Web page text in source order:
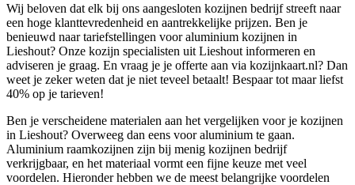
Wij beloven dat elk bij ons aangesloten kozijnen bedrijf streeft naar
een hoge klanttevredenheid en aantrekkelijke prijzen. Ben je
benieuwd naar tariefstellingen voor aluminium kozijnen in
Lieshout? Onze kozijn specialisten uit Lieshout informeren en
adviseren je graag. En vraag je je offerte aan via kozijnkaart.nl? Dan
weet je zeker weten dat je niet teveel betaalt! Bespaar tot maar liefst
40% op je tarieven!
Ben je verscheidene materialen aan het vergelijken voor je kozijnen
in Lieshout? Overweeg dan eens voor aluminium te gaan.
Aluminium raamkozijnen zijn bij menig kozijnen bedrijf
verkrijgbaar, en het materiaal vormt een fijne keuze met veel
voordelen. Hieronder hebben we de meest belangrijke voordelen